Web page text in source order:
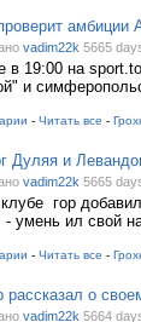
амбиции
vadim22k 5665
в 19:00 на
и
- Читать все -
Дуляя и
vadim22k 5665
гор
умень ил свой
- Читать все -
рассказал о
vadim22k 5664